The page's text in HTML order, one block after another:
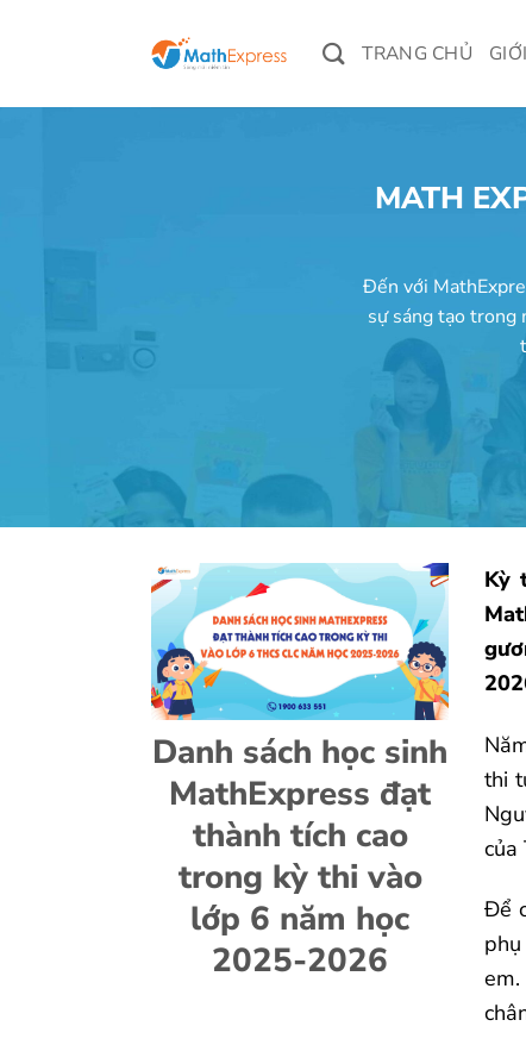
dung
TRANG CHỦ
MATH
Đến với
sự sáng tạo trong
Danh sách học sinh
MathExpress đạt
thành tích cao
trong kỳ thi vào
lớp 6 năm học
2025-2026
Kỳ
thi
của
Để